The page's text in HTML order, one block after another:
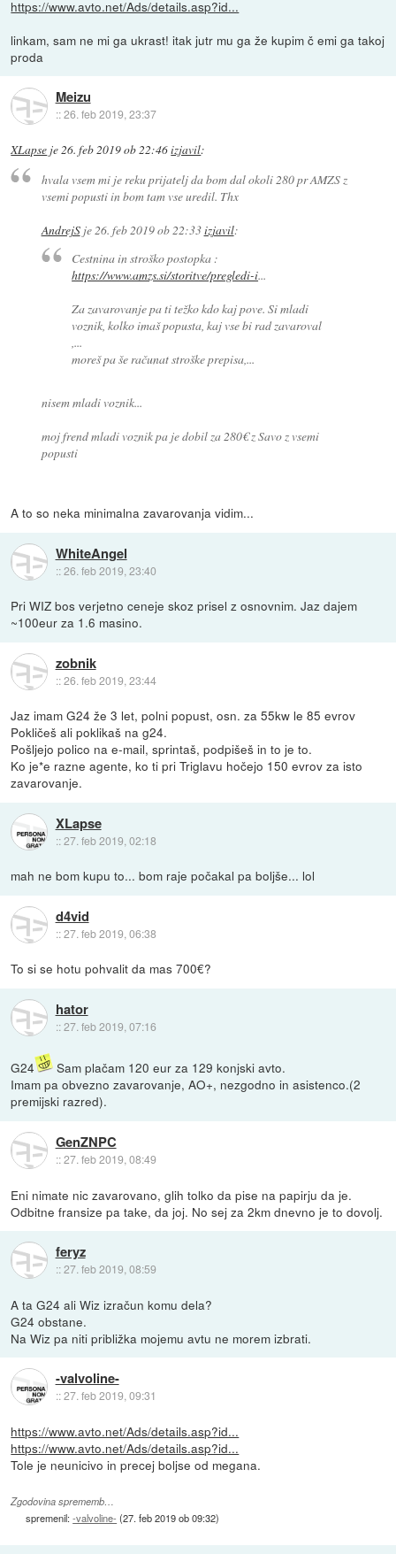
https://www.avto.net/Ads/details.asp?id...
linkam, sam ne mi ga ukrast! itak jutr mu ga že kupim č emi ga takoj
proda
Meizu
::26. feb 2019, 23:37
XLapse je26. feb 2019 ob 22:46izjavil:
hvala vsem mi je reku prijatelj da bom dal okoli 280 pr AMZS z
vsemi popusti in bom tam vse uredil. Thx
AndrejSje 26. feb 2019 ob 22:33izjavil:
Cestnina in stroško postopka :
https://www.amzs.si/storitve/pregledi-i...
Za zavarovanje pa ti težko kdo kaj pove. Si mladi
voznik, kolko imaš popusta, kaj vse bi rad zavaroval
,...
moreš pa še računat stroške prepisa,...
nisem mladi voznik...
moj frend mladi voznik pa je dobil za 280€ z Savo z vsemi
popusti
A to so neka minimalna zavarovanja vidim...
WhiteAngel
::26. feb 2019, 23:40
Pri WIZ bos verjetno ceneje skoz prisel z osnovnim. Jaz dajem
~100eur za 1.6 masino.
zobnik
::26. feb 2019, 23:44
Jaz imam G24 že 3 let, polni popust, osn. za 55kw le 85 evrov
Pokličeš ali poklikaš na g24.
Pošljejo polico na e-mail, sprintaš, podpišeš in to je to.
Ko je*e razne agente, ko ti pri Triglavu hočejo 150 evrov za isto
zavarovanje.
XLapse
::27. feb 2019, 02:18
mah ne bom kupu to... bom raje počakal pa boljše... lol
d4vid
::27. feb 2019, 06:38
To si se hotu pohvalit da mas 700€?
hator
::27. feb 2019, 07:16
G24
Sam plačam 120 eur za 129 konjski avto.
Imam pa obvezno zavarovanje, AO+, nezgodno in asistenco.(2
premijski razred).
GenZNPC
::27. feb 2019, 08:49
Eni nimate nic zavarovano, glih tolko da pise na papirju da je.
Odbitne fransize pa take, da joj. No sej za 2km dnevno je to dovolj.
feryz
::27. feb 2019, 08:59
A ta G24 ali Wiz izračun komu dela?
G24 obstane.
Na Wiz pa niti približka mojemu avtu ne morem izbrati.
-valvoline-
::27. feb 2019, 09:31
https://www.avto.net/Ads/details.asp?id...
https://www.avto.net/Ads/details.asp?id...
Tole je neunicivo in precej boljse od megana.
Zgodovina sprememb…
spremenil:-valvoline- (27. feb 2019 ob 09:32)